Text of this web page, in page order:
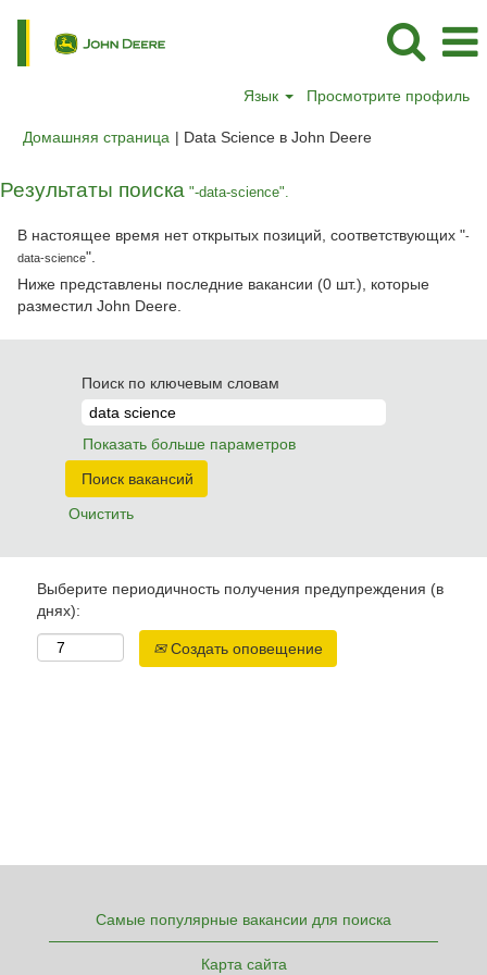
Язык Просмотрите профиль
Домашняя страница | Data Science в John Deere(текущая
Результаты поиска "-data-science".
В настоящее время нет открытых позиций, соответствующих "-
data-science".
Ниже представлены последние вакансии (0 шт.), которые
разместил John Deere.
Поиск по ключевым словам
Показать больше параметров
Очистить
Выберите периодичность получения предупреждения (в
днях):
Создать оповещение
Самые популярные вакансии для поиска
Карта сайта